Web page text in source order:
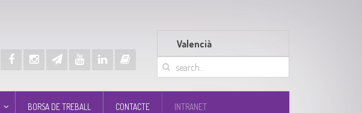
Valencià
BORSA DE TREBALL CONTACTE INTRANET